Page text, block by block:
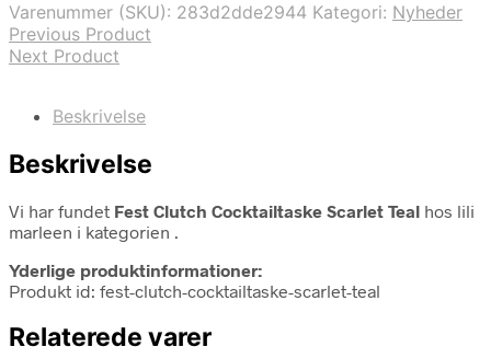
Varenummer (SKU): 283d2dde2944 Kategori: Nyheder
Previous Product
Next Product
Beskrivelse
Beskrivelse
Vi har fundet Fest Clutch Cocktailtaske Scarlet Teal hos lili
marleen i kategorien .
Yderlige produktinformationer:
Produkt id: fest-clutch-cocktailtaske-scarlet-teal
Relaterede varer